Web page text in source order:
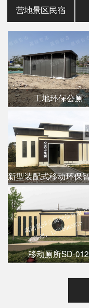
营地景区民宿
工地环保公厕
移动厕所SD-012